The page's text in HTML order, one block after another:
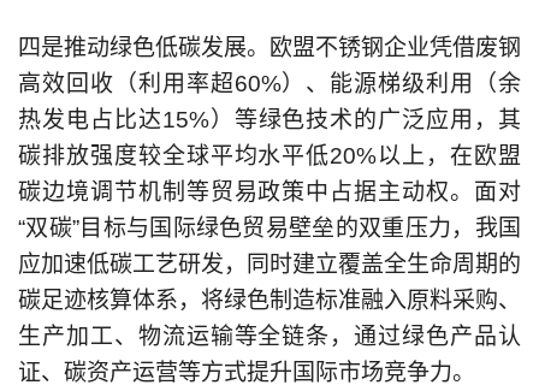
四是推动绿色低碳发展。欧盟不锈钢企业凭借废钢
高效回收（利用率超60%）、能源梯级利用（余
热发电占比达15%）等绿色技术的广泛应用，其
碳排放强度较全球平均水平低20%以上，在欧盟
碳边境调节机制等贸易政策中占据主动权。面对
“双碳”目标与国际绿色贸易壁垒的双重压力，我国
应加速低碳工艺研发，同时建立覆盖全生命周期的
碳足迹核算体系，将绿色制造标准融入原料采购、
生产加工、物流运输等全链条，通过绿色产品认
证、碳资产运营等方式提升国际市场竞争力。